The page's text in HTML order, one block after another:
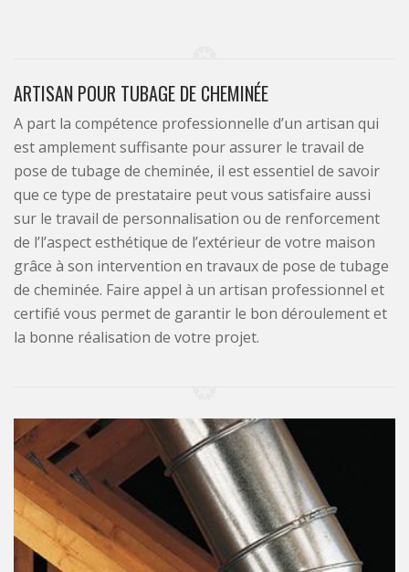
ARTISAN POUR TUBAGE DE CHEMINÉE
A part la compétence professionnelle d’un artisan qui
est amplement suffisante pour assurer le travail de
pose de tubage de cheminée, il est essentiel de savoir
que ce type de prestataire peut vous satisfaire aussi
sur le travail de personnalisation ou de renforcement
de l’l’aspect esthétique de l’extérieur de votre maison
grâce à son intervention en travaux de pose de tubage
de cheminée. Faire appel à un artisan professionnel et
certifié vous permet de garantir le bon déroulement et
la bonne réalisation de votre projet.